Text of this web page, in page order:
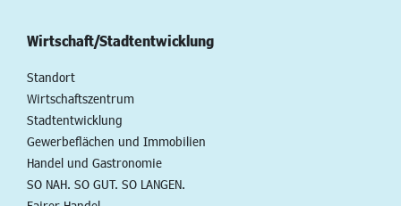
Wirtschaft/Stadtentwicklung
Standort
Wirtschaftszentrum
Stadtentwicklung
Gewerbeflächen und Immobilien
Handel und Gastronomie
SO NAH. SO GUT. SO LANGEN.